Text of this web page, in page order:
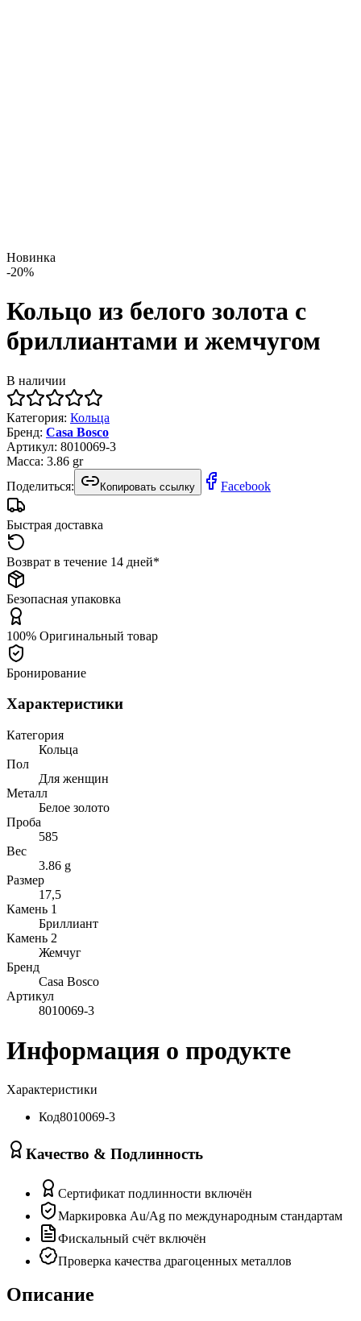
Новинка
-20%
Кольцо из белого золота с
бриллиантами и жемчугом
В наличии
Категория: Кольца
Бренд: Casa Bosco
Артикул: 8010069-3
Масса: 3.86 gr
Поделиться:
Копировать ссылку Facebook
Быстрая доставка
Возврат в течение 14 дней*
Безопасная упаковка
100% Оригинальный товар
Бронирование
Характеристики
Категория
Кольца
Пол
Для женщин
Металл
Белое золото
Проба
585
Вес
3.86 g
Размер
17,5
Камень 1
Бриллиант
Камень 2
Жемчуг
Бренд
Casa Bosco
Артикул
8010069-3
Информация о продукте
Характеристики
Код8010069-3
Качество & Подлинность
Сертификат подлинности включён
Маркировка Au/Ag по международным стандартам
Фискальный счёт включён
Проверка качества драгоценных металлов
Описание